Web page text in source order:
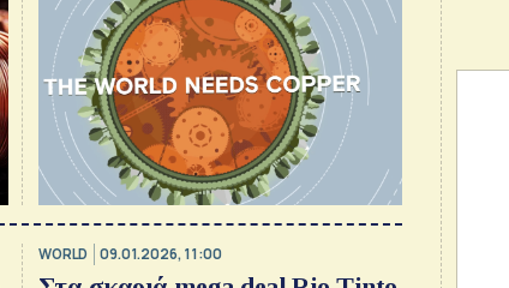
WORLD 09.01.2026, 11:00